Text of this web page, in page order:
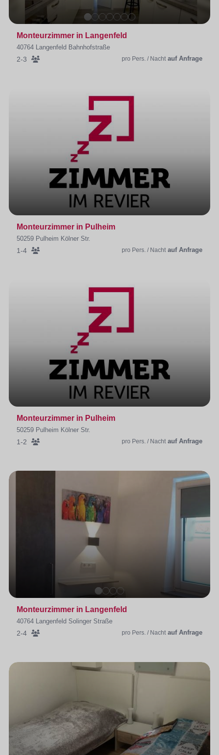
Monteurzimmer in Langenfeld
40764 Langenfeld Bahnhofstraße
2-3 pro Pers. / Nacht auf Anfrage
Monteurzimmer in Pulheim
50259 Pulheim Kölner Str.
1-4 pro Pers. / Nacht auf Anfrage
Monteurzimmer in Pulheim
50259 Pulheim Kölner Str.
1-2 pro Pers. / Nacht auf Anfrage
Monteurzimmer in Langenfeld
40764 Langenfeld Solinger Straße
2-4 pro Pers. / Nacht auf Anfrage